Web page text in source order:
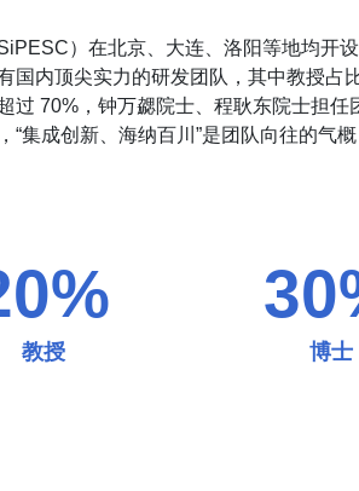
）在北京、大连、洛阳等地均开
国内顶尖实力的研发团队，其中教授占
过 70%，钟万勰院士、程耿东院士担
“集成创新、海纳百川”是团队向往的气
%
教授
30
博士